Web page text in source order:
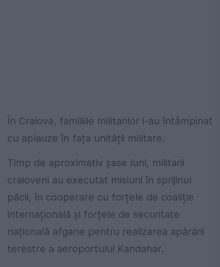
În Craiova, familiile militarilor i-au întâmpinat
cu aplauze în fața unității militare.
Timp de aproximativ șase luni, militarii
craioveni au executat misiuni în sprijinul
păcii, în cooperare cu forțele de coaliție
internațională și forțele de securitate
națională afgane pentru realizarea apărării
terestre a aeroportului Kandahar.